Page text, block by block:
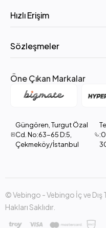
Hızlı Erişim
Sözleşmeler
Öne Çıkan Markalar
Güngören, Turgut Özal
Cd. No:63-65 D:5,
Çekmeköy/İstanbul
© Vebingo - Vebingo İç ve
Hakları Saklıdır.